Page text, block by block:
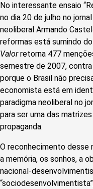
No interessante ensaio
no dia 20 de julho no jornal
neoliberal Armando
reformas está sumindo
Valorretorna 477
semestre de 2007,
porque o Brasil não
economista está em
paradigma neoliberal no
para ser uma das
propaganda.
O reconhecimento desse
a memória, os sonhos, a
nacional-